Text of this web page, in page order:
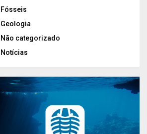
Fósseis
Geologia
Não categorizado
Notícias